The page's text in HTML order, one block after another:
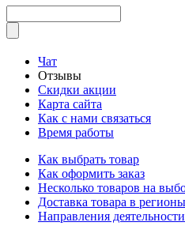
Чат
Отзывы
Скидки акции
Карта сайта
Как с нами связаться
Время работы
Как выбрать товар
Как оформить заказ
Несколько товаров на
Доставка товара в регионы
Направления деятельности